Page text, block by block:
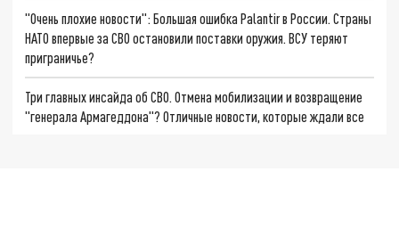
"Очень плохие новости": Большая ошибка Palantir в России. Страны
НАТО впервые за СВО остановили поставки оружия. ВСУ теряют
приграничье?
Три главных инсайда об СВО. Отмена мобилизации и возвращение
"генерала Армагеддона"? Отличные новости, которые ждали все